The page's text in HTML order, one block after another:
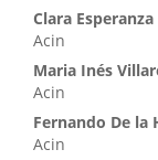
Clara
Acin
Maria Inés
Acin
Fernando De la
Acin